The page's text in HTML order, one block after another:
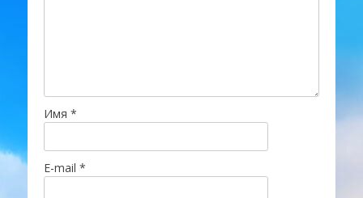
Имя *
E-mail *